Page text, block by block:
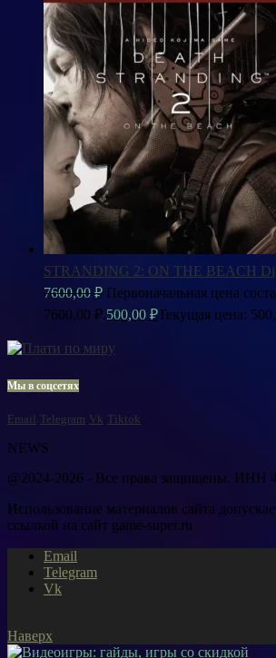
STRANDING 2: ON THE BEACH
7600,00₽ Первоначальная цена
7600,00 ₽.500,00 ₽Текущая цена:
Мы в соцсетях
Email Telegram Vk Tiktok
NEWS
@2024-2026 - Все права защищены. ИНН
Использование материалов сайта
ссылкой на сайт game-super.ru
Email
Telegram
Vk
Наверх